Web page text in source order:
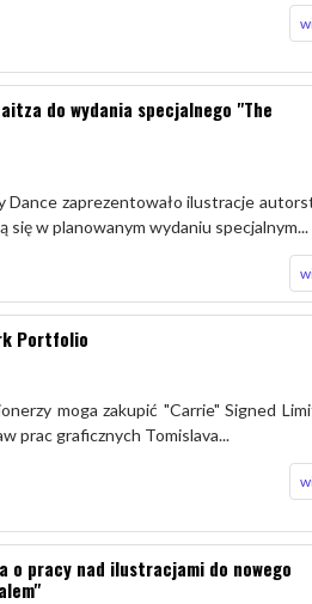
do wydania specjalnego "The
zaprezentowało ilustracje
się w planowanym wydaniu specjalnym...
Portfolio
moga zakupić "Carrie" Signed
prac graficznych Tomislava...
o pracy nad ilustracjami do nowego